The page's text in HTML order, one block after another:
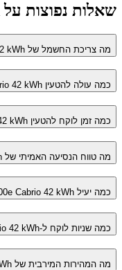
שאלות נפוצות על
מה צריכת החשמל של Fiat 500e Cabrio 42 kWh?
כמה עולה להטעין Fiat 500e Cabrio 42 kWh?
כמה זמן לוקח להטעין Fiat 500e Cabrio 42 kWh?
מה טווח הנסיעה האמיתי של Fiat 500e Cabrio 42 kWh?
כמה יעיל Fiat 500e Cabrio 42 kWh בהשוואה לרכבים חשמליים אחרים?
כמה שניות לוקח ל-Fiat 500e Cabrio 42 kWh להגיע ל-100 קמ"ש?
מה המהירות המירבית של Fiat 500e Cabrio 42 kWh?